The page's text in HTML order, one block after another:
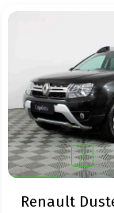
Renault